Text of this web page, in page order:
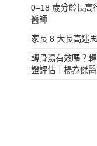
0–18 歲分齡長高
醫師
家長 8 大長高迷
轉骨湯有效嗎？
證評估｜楊為傑